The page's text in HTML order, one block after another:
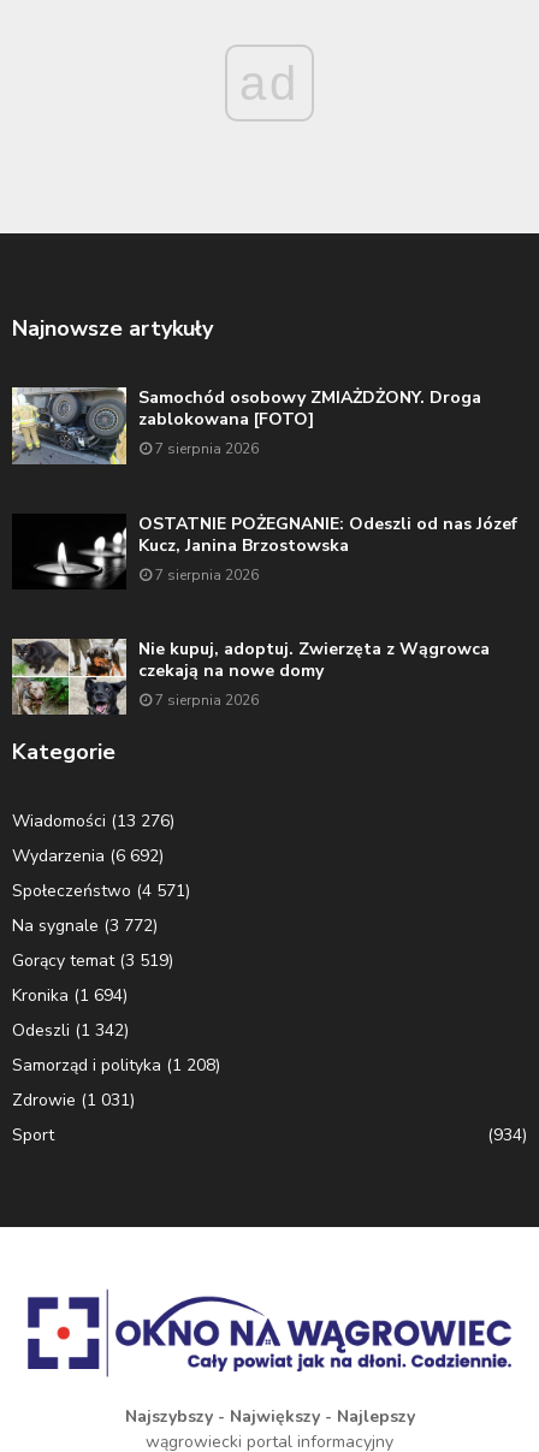
ad
Najnowsze artykuły
Samochód osobowy ZMIAŻDŻONY. Droga
zablokowana [FOTO]
7 sierpnia 2026
OSTATNIE POŻEGNANIE: Odeszli od nas Józef
Kucz, Janina Brzostowska
7 sierpnia 2026
Nie kupuj, adoptuj. Zwierzęta z Wągrowca
czekają na nowe domy
7 sierpnia 2026
Kategorie
Wiadomości (13 276)
Wydarzenia (6 692)
Społeczeństwo (4 571)
Na sygnale (3 772)
Gorący temat(3 519)
Kronika (1 694)
Odeszli (1 342)
Samorząd i polityka (1 208)
Zdrowie (1 031)
Sport
(934)
Najszybszy - Największy - Najlepszy
wągrowiecki portal informacyjny